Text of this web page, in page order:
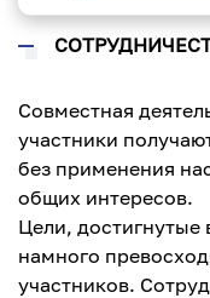
Совместная
участники
без применения
общих интересов.
Цели, достигнутые
намного
участников.